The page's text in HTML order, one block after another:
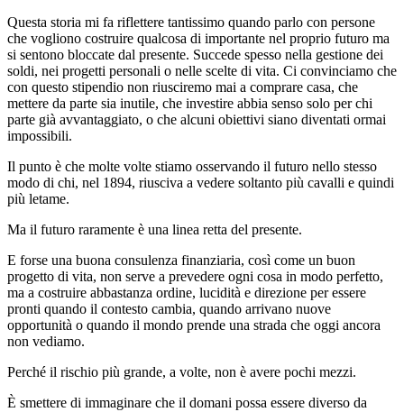
Questa storia mi fa riflettere tantissimo quando parlo con persone
che vogliono costruire qualcosa di importante nel proprio futuro ma
si sentono bloccate dal presente. Succede spesso nella gestione dei
soldi, nei progetti personali o nelle scelte di vita. Ci convinciamo che
con questo stipendio non riusciremo mai a comprare casa, che
mettere da parte sia inutile, che investire abbia senso solo per chi
parte già avvantaggiato, o che alcuni obiettivi siano diventati ormai
impossibili.
Il punto è che molte volte stiamo osservando il futuro nello stesso
modo di chi, nel 1894, riusciva a vedere soltanto più cavalli e quindi
più letame.
Ma il futuro raramente è una linea retta del presente.
E forse una buona consulenza finanziaria, così come un buon
progetto di vita, non serve a prevedere ogni cosa in modo perfetto,
ma a costruire abbastanza ordine, lucidità e direzione per essere
pronti quando il contesto cambia, quando arrivano nuove
opportunità o quando il mondo prende una strada che oggi ancora
non vediamo.
Perché il rischio più grande, a volte, non è avere pochi mezzi.
È smettere di immaginare che il domani possa essere diverso da